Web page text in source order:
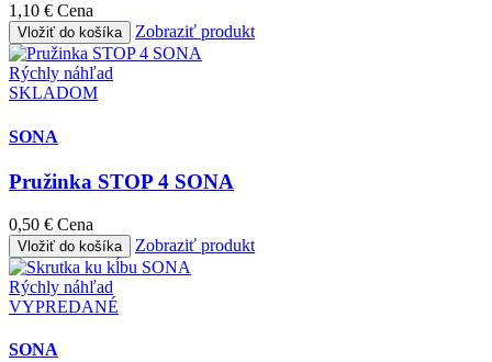
BODREEK
Slovenské krmivá
pre psy a mačky
To najlepšie pre Vašich miláčikov
1,10 € Cena
Vložiť do košíka Zobraziť produkt
Rýchly náhľad
SKLADOM
SONA
Pružinka STOP 4 SONA
0,50 € Cena
Vložiť do košíka Zobraziť produkt
Rýchly náhľad
VYPREDANÉ
SONA